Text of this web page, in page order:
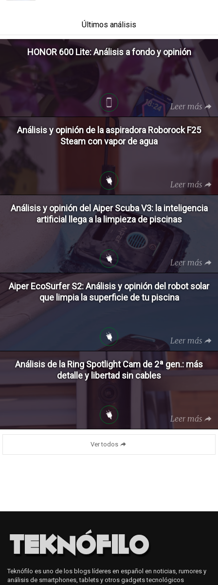
Últimos análisis
HONOR 600 Lite: Análisis a fondo y opinión
Leer más
Análisis y opinión de la aspiradora Roborock F25
Steam con vapor de agua
Leer más
Análisis y opinión del Aiper Scuba V3: la inteligencia
artificial llega a la limpieza de piscinas
Leer más
Aiper EcoSurfer S2: Análisis y opinión del robot solar
que limpia la superficie de tu piscina
Leer más
Análisis de la Ring Spotlight Cam de 2ª gen.: más
detalle y libertad sin cables
Leer más
Ver todos
Teknófilo es uno de los blogs líderes en español en noticias, rumores y
análisis de smartphones, tablets y otros gadgets tecnológicos